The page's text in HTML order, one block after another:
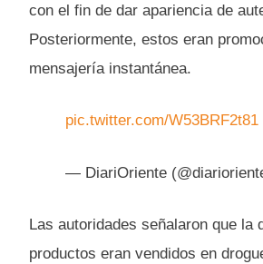
con el fin de dar apariencia de
Posteriormente, estos eran
mensajería instantánea.
pic.twitter.com/W53BRF2t81
— DiariOriente
Las autoridades señalaron que
productos eran vendidos en